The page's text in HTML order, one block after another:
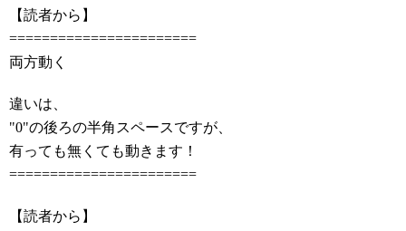
【読者から】
=======================
両方動く
違いは、
"0"の後ろの半角スペースですが、
有っても無くても動きます！
=======================
【読者から】